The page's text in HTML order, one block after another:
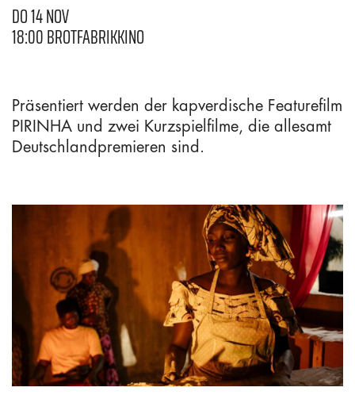
DO 14 NOV
18:00 BROTFABRIKKINO
Präsentiert werden der kapverdische Featurefilm
PIRINHA und zwei Kurzspielfilme, die allesamt
Deutschlandpremieren sind.